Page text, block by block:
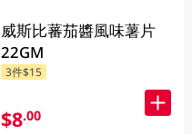
威斯比蕃茄醬風味薯片
22GM
3件$15
$8.00